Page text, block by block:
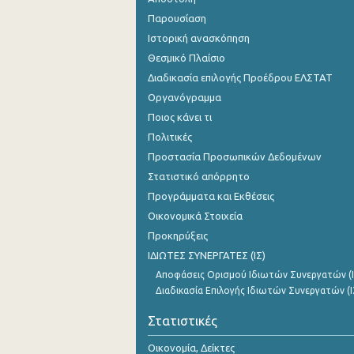
Αυγούστου 2023
Ιουνίου 2023
Μαΐου 2023
Απριλίου 2023
Μαρτίου 2023
Φεβρουαρίου 2023
Ιανουαρίου 2023
Νοεμβρίου 2022
Οκτωβρίου 2022
Σεπτεμβρίου 2022
Παρουσίαση
Ιστορική ανασκόπηση
Θεσμικό Πλαίσιο
Διαδικασία επιλογής Προέδρου ΕΛΣΤΑΤ
Οργανόγραμμα
Ποιος κάνει τι
Πολιτικές
Προστασία Προσωπικών Δεδομένων
Στατιστικό απόρρητο
Προγράμματα και Εκθέσεις
Οικονομικά Στοιχεία
Προκηρύξεις
ΙΔΙΩΤΕΣ ΣΥΝΕΡΓΑΤΕΣ (ΙΣ)
Αποφάσεις Ορισμού Ιδιωτών Συνεργατών
Διαδικασία Επιλογής Ιδιωτών Συνεργατών
Στατιστικές
Οικονομία, Δείκτες